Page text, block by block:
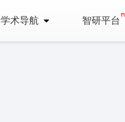
学术导航 智研平台